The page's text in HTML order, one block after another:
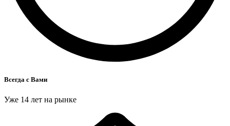
Всегда с Вами
Уже 14 лет на рынке